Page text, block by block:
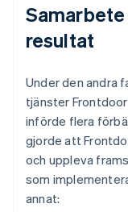
resultat
Under den andra
tjänster
införde flera
gjorde att
och uppleva
som
annat: